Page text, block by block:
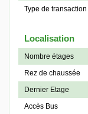
Type de transaction
Localisation
Nombre étages
Rez de chaussée
Dernier Etage
Accès Bus